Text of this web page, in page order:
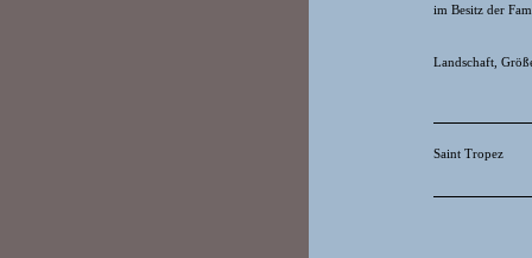
im Besitz der
Landschaft,
Saint Tropez